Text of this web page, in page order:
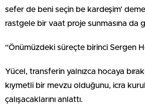
sefer de beni seçin be kardeşim’
rastgele bir vaat proje sunmasına da
“Önümüzdeki süreçte birinci Sergen
Yücel, transferin yalnızca hocaya
kıymetli bir mevzu olduğunu, icra
çalışacaklarını anlattı.